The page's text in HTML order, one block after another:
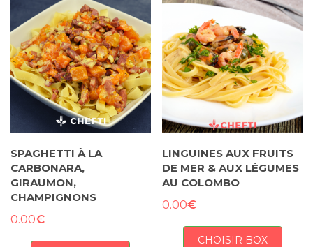
SPAGHETTI À LA
CARBONARA,
GIRAUMON,
CHAMPIGNONS
0.00€
LINGUINES AUX FRUITS
DE MER & AUX LÉGUMES
AU COLOMBO
0.00€
CHOISIR BOX